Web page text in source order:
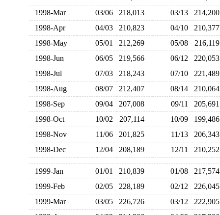
1998-Mar
03/06 218,013 03/13
1998-Apr
04/03 210,823 04/10
1998-May
05/01 212,269 05/08
1998-Jun
06/05 219,566 06/12
1998-Jul
07/03 218,243 07/10
1998-Aug
08/07 212,407 08/14
1998-Sep
09/04 207,008 09/11
1998-Oct
10/02 207,114 10/09
1998-Nov
11/06 201,825 11/13
1998-Dec
12/04 208,189 12/11
1999-Jan 01/01 210,839 01/08
1999-Feb
02/05 228,189 02/12
1999-Mar
03/05 226,726 03/12